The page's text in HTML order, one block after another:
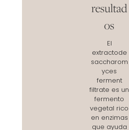
resultad
os
El
extractode
saccharom
yces
ferment
filtrate es un
fermento
vegetal rico
en enzimas
que ayuda